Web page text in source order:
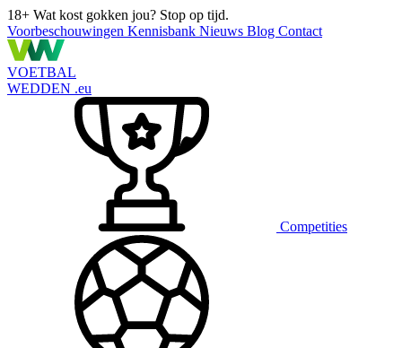
18+ Wat kost gokken jou? Stop op tijd.
Voorbeschouwingen Kennisbank Nieuws Blog Contact
VOETBAL
WEDDEN .eu
Competities